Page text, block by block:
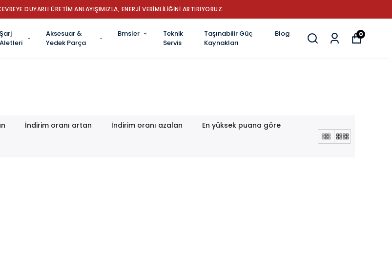
DUYARLI ÜRETİM ANLAYIŞIMIZLA, ENERJİ VERİMLİLİĞİNİ ARTIRIYORUZ.
Şarj
Aletleri
Aksesuar &
Yedek Parça
Bmsler
Teknik
Servis
Taşınabilir Güç
Kaynakları
Blog 0
İndirim oranı artan İndirim oranı azalan En yüksek puana göre